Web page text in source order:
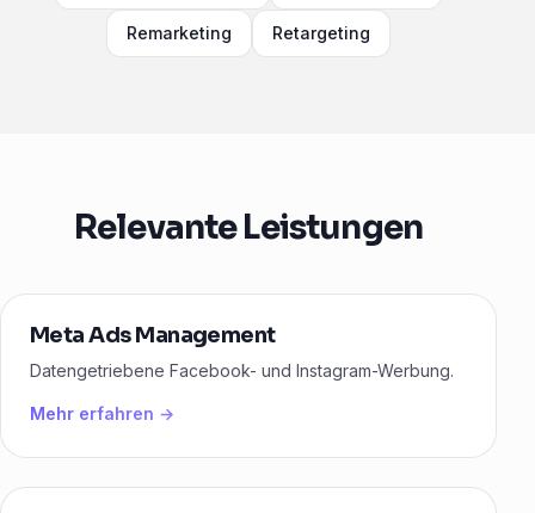
Remarketing Retargeting
Relevante Leistungen
Meta Ads Management
Datengetriebene Facebook- und Instagram-Werbung.
Mehr erfahren →